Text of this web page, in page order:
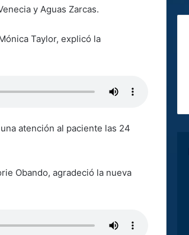
y Aguas Zarcas.
Taylor, explicó la
atención al paciente las 24
Obando, agradeció la nueva